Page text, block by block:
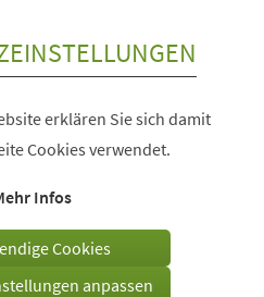
erklären Sie sich damit
Cookies verwendet.
Infos
Cookies
anpassen